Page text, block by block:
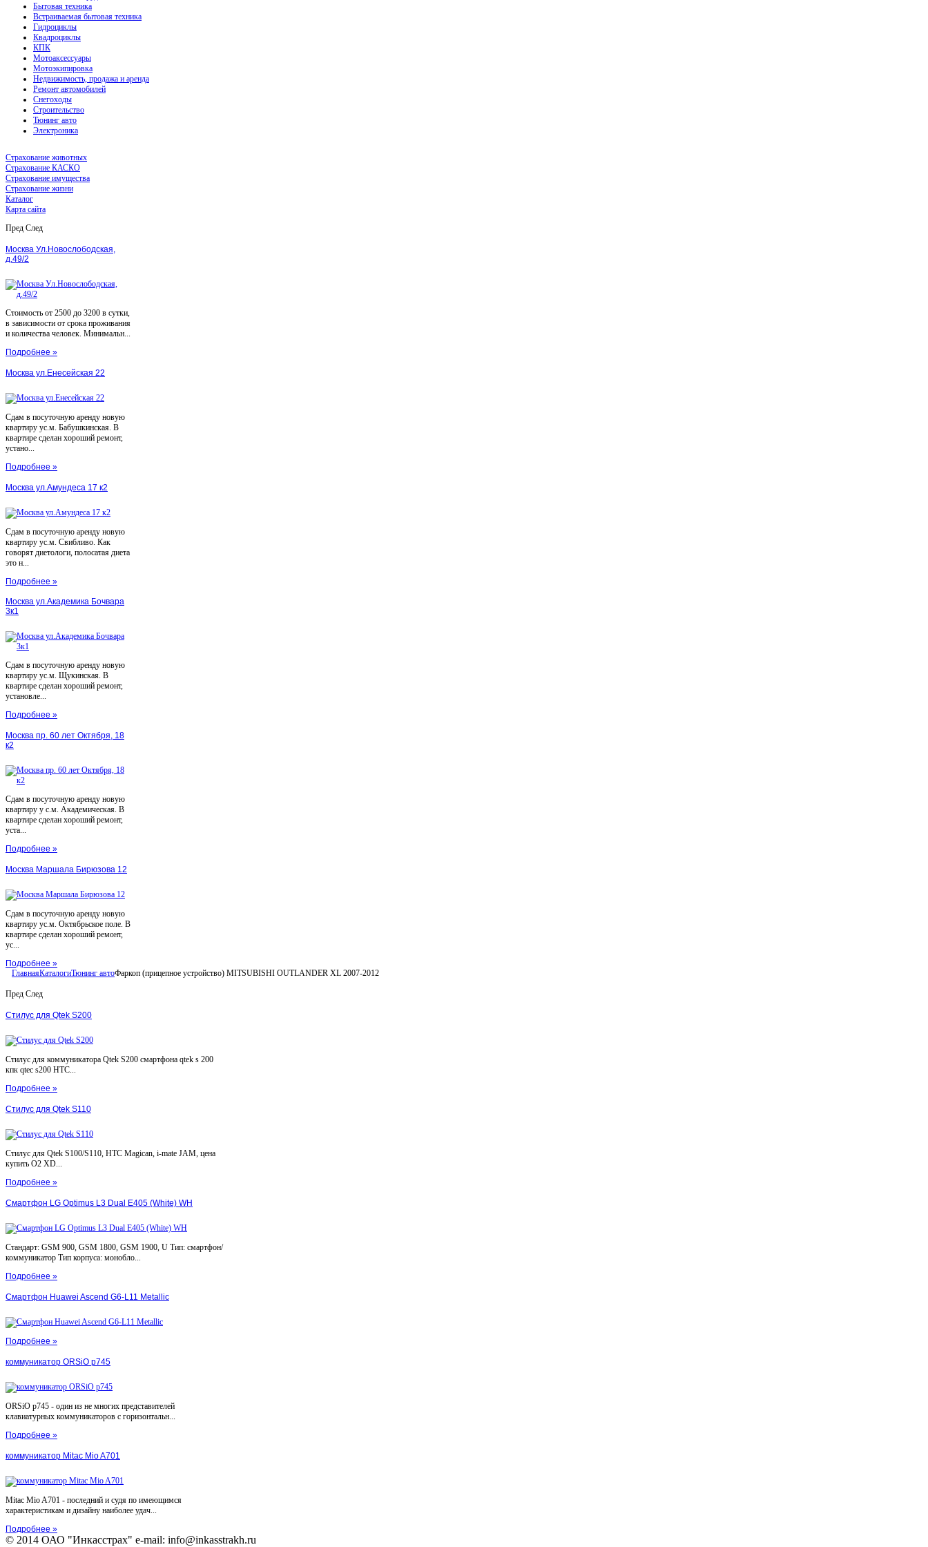
Бытовая техника
Встраиваемая бытовая техника
Гидроциклы
Квадроциклы
КПК
Мотоаксессуары
Мотоэкипировка
Недвижимость, продажа и аренда
Ремонт автомобилей
Снегоходы
Строительство
Тюнинг авто
Электроника
Страхование животных
Страхование КАСКО
Страхование имущества
Страхование жизни
Каталог
Карта сайта
Пред След
Москва Ул.Новослободская,
д.49/2
Стоимость от 2500 до 3200 в сутки,
в зависимости от срока проживания
и количества человек. Минимальн...
Подробнее »
Москва ул.Енесейская 22
Сдам в посуточную аренду новую
квартиру ус.м. Бабушкинская. В
квартире сделан хороший ремонт,
устано...
Подробнее »
Москва ул.Амундеса 17 к2
Сдам в посуточную аренду новую
квартиру ус.м. Свибливо. Как
говорят диетологи, полосатая диета
это н...
Подробнее »
Москва ул.Академика Бочвара
3к1
Сдам в посуточную аренду новую
квартиру ус.м. Щукинская. В
квартире сделан хороший ремонт,
установле...
Подробнее »
Москва пр. 60 лет Октября, 18
к2
Сдам в посуточную аренду новую
квартиру у с.м. Академическая. В
квартире сделан хороший ремонт,
уста...
Подробнее »
Москва Маршала Бирюзова 12
Сдам в посуточную аренду новую
квартиру ус.м. Октябрьское поле. В
квартире сделан хороший ремонт,
ус...
Подробнее »
ГлавнаяКаталогиТюнинг автоФаркоп (прицепное устройство) MITSUBISHI OUTLANDER XL 2007-2012
Пред След
Стилус для Qtek S200
Стилус для коммуникатора Qtek S200 смартфона qtek s 200
кпк qtec s200 HTC...
Подробнее »
Стилус для Qtek S110
Стилус для Qtek S100/S110, HTC Magican, i-mate JAM, цена
купить O2 XD...
Подробнее »
Смартфон LG Optimus L3 Dual E405 (White) WH
Стандарт: GSM 900, GSM 1800, GSM 1900, U Тип: смартфон/
коммуникатор Тип корпуса: монобло...
Подробнее »
Смартфон Huawei Ascend G6-L11 Metallic
Подробнее »
коммуникатор ORSiO p745
ORSiO p745 - один из не многих представителей
клавиатурных коммуникаторов с горизонтальн...
Подробнее »
коммуникатор Mitac Mio A701
Mitac Mio A701 - последний и судя по имеющимся
характеристикам и дизайну наиболее удач...
Подробнее »
© 2014 ОАО "Инкасстрах" e-mail: info@inkasstrakh.ru